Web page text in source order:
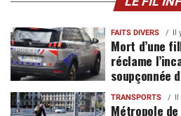
FAITS DIVERS Il
Mort d’une
réclame
soupçonnée
TRANSPORTS Il
Métropole